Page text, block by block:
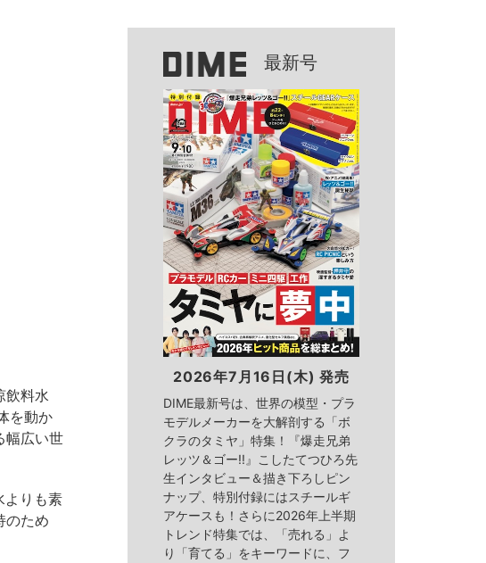
飲料水
を動か
幅広い世
よりも素
のため
最新号
2026年7月16日(木) 発売
DIME最新号は、世界の模型・プラ
モデルメーカーを大解剖する「ボ
クラのタミヤ」特集！『爆走兄弟
レッツ＆ゴー!!』こしたてつひろ先
生インタビュー＆描き下ろしピン
ナップ、特別付録にはスチールギ
アケースも！さらに2026年上半期
トレンド特集では、「売れる」よ
り「育てる」をキーワードに、フ